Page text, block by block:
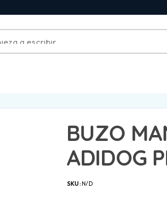
BUZO
ADIDOG
SKU:N/D